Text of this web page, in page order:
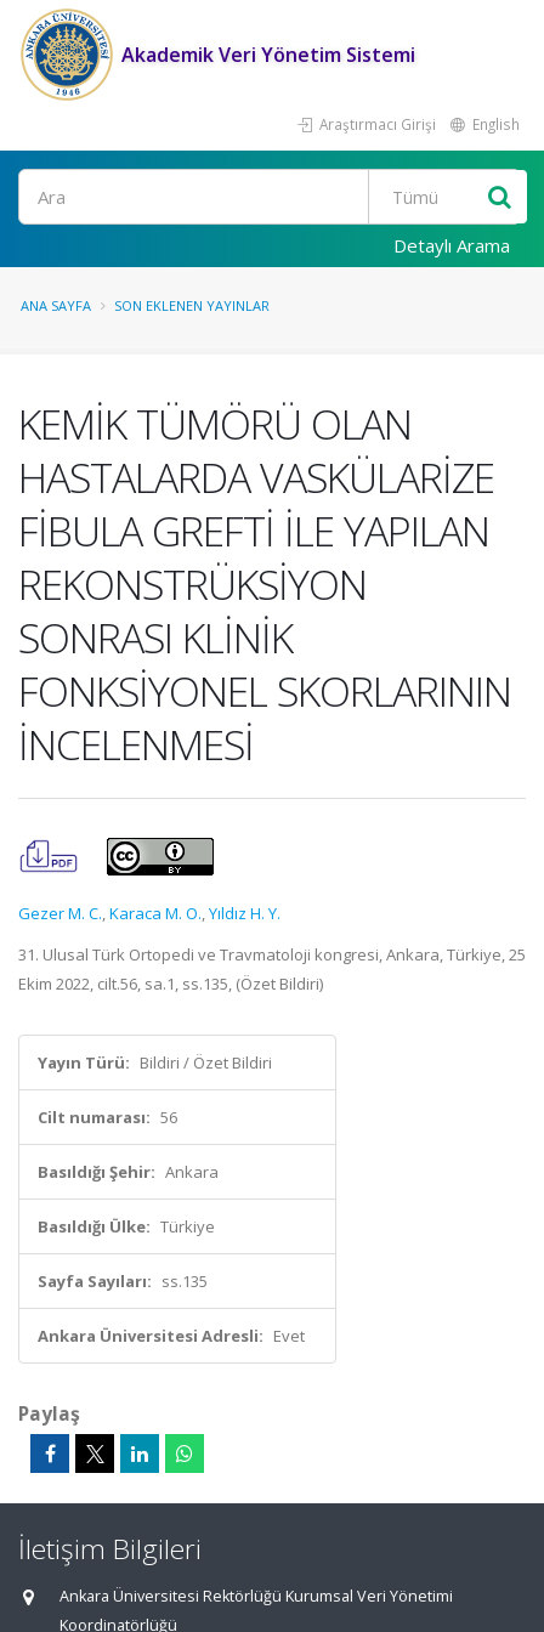
Akademik Veri Yönetim Sistemi
Araştırmacı Girişi English
Ara
Detaylı Arama
ANA SAYFA SON EKLENEN YAYINLAR
KEMİK TÜMÖRÜ OLAN
HASTALARDA VASKÜLARİZE
FİBULA GREFTİ İLE YAPILAN
REKONSTRÜKSİYON
SONRASI KLİNİK
FONKSİYONEL SKORLARININ
İNCELENMESİ
Gezer M. C.,Karaca M. O.,Yıldız H. Y.
31. Ulusal Türk Ortopedi ve Travmatoloji kongresi, Ankara, Türkiye, 25
Ekim 2022, cilt.56, sa.1, ss.135, (Özet Bildiri)
Yayın Türü: Bildiri / Özet Bildiri
Cilt numarası: 56
Basıldığı Şehir: Ankara
Basıldığı Ülke: Türkiye
Sayfa Sayıları: ss.135
Ankara Üniversitesi Adresli: Evet
Paylaş
İletişim Bilgileri
Ankara Üniversitesi Rektörlüğü Kurumsal Veri Yönetimi
Koordinatörlüğü